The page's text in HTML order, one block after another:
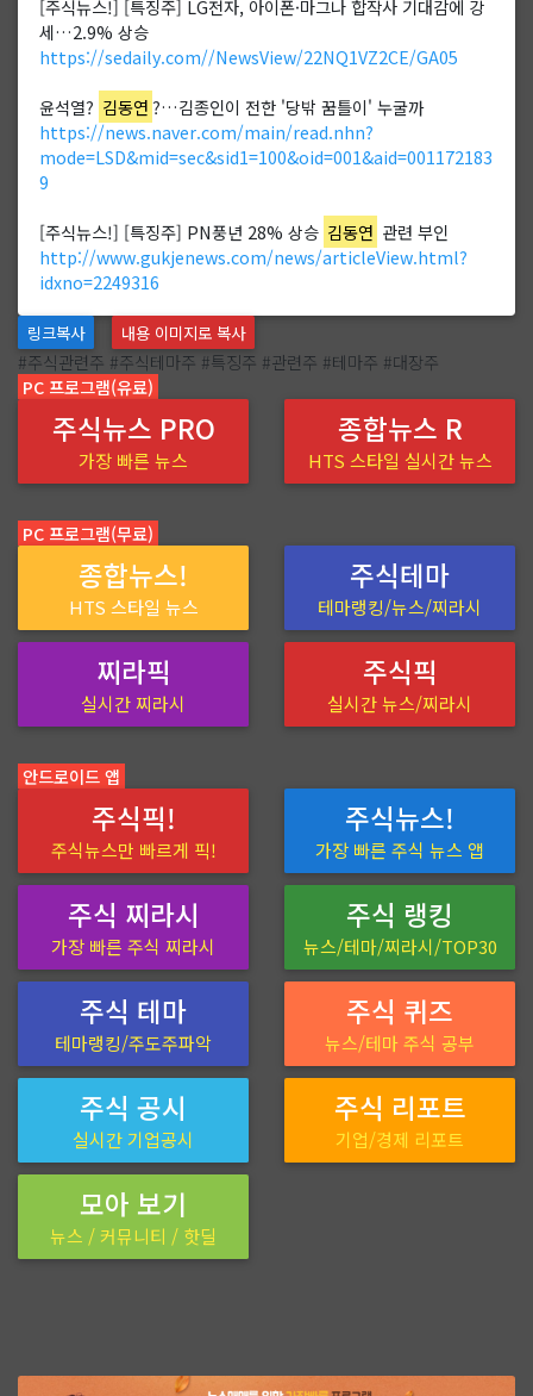
[주식뉴스!] [특징주] LG전자, 아이폰·마그나 합작사 기대감에 강
세…2.9% 상승
https://sedaily.com//NewsView/22NQ1VZ2CE/GA05
윤석열? 김동연?…김종인이 전한 '당밖 꿈틀이' 누굴까
https://news.naver.com/main/read.nhn?
mode=LSD&mid=sec&sid1=100&oid=001&aid=001172183
9
[주식뉴스!] [특징주] PN풍년 28% 상승 김동연 관련 부인
http://www.gukjenews.com/news/articleView.html?
idxno=2249316
링크복사 내용 이미지로 복사
#주식관련주 #주식테마주 #특징주 #관련주 #테마주 #대장주
PC 프로그램(유료)
주식뉴스 PRO
가장 빠른 뉴스
종합뉴스 R
HTS 스타일 실시간 뉴스
PC 프로그램(무료)
종합뉴스!
HTS 스타일 뉴스
주식테마
테마랭킹/뉴스/찌라시
찌라픽
실시간 찌라시
주식픽
실시간 뉴스/찌라시
안드로이드 앱
주식픽!
주식뉴스만 빠르게 픽!
주식뉴스!
가장 빠른 주식 뉴스 앱
주식 찌라시
가장 빠른 주식 찌라시
주식 랭킹
뉴스/테마/찌라시/TOP30
주식 테마
테마랭킹/주도주파악
주식 퀴즈
뉴스/테마 주식 공부
주식 공시
실시간 기업공시
주식 리포트
기업/경제 리포트
모아 보기
뉴스 / 커뮤니티 / 핫딜